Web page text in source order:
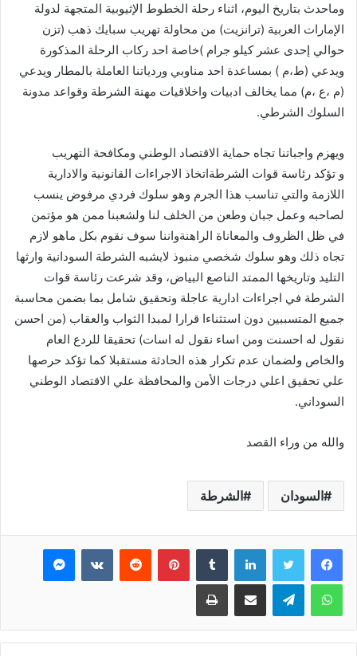
وماحدث بتاريخ اليوم، اثناء رحلة الخطوط الإثيوبية المتجهة لدولة
الإمارات العربية (ترانزيت) من محاولة تهريب سبايك ذهب (تزن
حوالي إحدى عشر كيلو جرام )خاصة احد ركاب الرحلة المذكورة
ويدعي (ط،م ) بمساعدة احد مناوبي وردياتنا العاملة بالمطار ويدعي
(م ،ع ،م) مما يخالف ادبيات واخلاقيات مهنة الشرطة وقواعد مدونة
السلوك الشرطي.
ويهزم واجباتنا تجاه حماية الاقتصاد الوطني ومكافحة التهريب
و تؤكد رئاسة قوات الشرطةاتخاذ الاجراءات القانونية والادارية
اللازمة والتي تناسب هذا الجرم وهو سلوك فردي مرفوض ينسب
لصاحبه وعمل جبان وطعن من الخلف لنا ولشعبنا ممن هو مؤتمن
في ظل الظروف والمعاناة الراهنةواننا سوف نقوم بكل ماهو لازم
تجاه ذلك وهو سلوك شخصي منبوذ لايشبه الشرطة السودانية وارثها
التليد وتاريخها الممتد الناصع البياض، وقد شرعت رئاسة قوات
الشرطة في اجراءات ادارية عاجلة وتحقيق شامل بما بضمن محاسبة
جميع المتسببين دون استثناءا قرارا لمبدا الثواب والعقاب (من احسن
نقول له احسنت ومن اساء نقول له اسات) تحقيقا للردع العام
والخاص ولضمان عدم تكرار هذه الحادثة مستقبلا كما تؤكد حرصها
علي تحقيق اعلي درجات الأمن والمحافظة علي الاقتصاد الوطني
السوداني.
والله من وراء القصد
السودان الشرطة
فيسبوك تويتر لينكدإن بينتيريست ماسنجر
واتساب تيلقرام مشاركة عبر البريد طباعة